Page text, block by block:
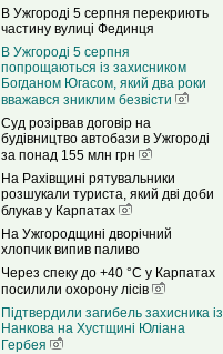
В Ужгороді 5 серпня перекриють
частину вулиці Фединця
В Ужгороді 5 серпня
попрощаються із захисником
Богданом Югасом, який два роки
вважався зниклим безвісти
Суд розірвав договір на
будівництво автобази в Ужгороді
за понад 155 млн грн
На Рахівщині рятувальники
розшукали туриста, який дві доби
блукав у Карпатах
На Ужгородщині дворічний
хлопчик випив паливо
Через спеку до +40 °C у Карпатах
посилили охорону лісів
Підтвердили загибель захисника із
Нанкова на Хустщині Юліана
Гербея